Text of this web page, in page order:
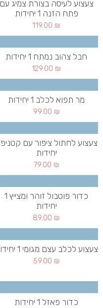
צעצוע לעיסה בצורת צמיג עם
פתח הזנה 1 יחידות
119.00 ₪
חבל צהוב נמתח 1 יחידות
129.00 ₪
מר תפוא לכלב 1 יחידות
99.00 ₪
יחידות
79.00 ₪
כדור פוטבול זוהר ומצייץ 1
יחידות
89.00 ₪
צעצוע לכלב עצם מגומי 1 יחידות
59.00 ₪
כדור פאזל 1 יחידות